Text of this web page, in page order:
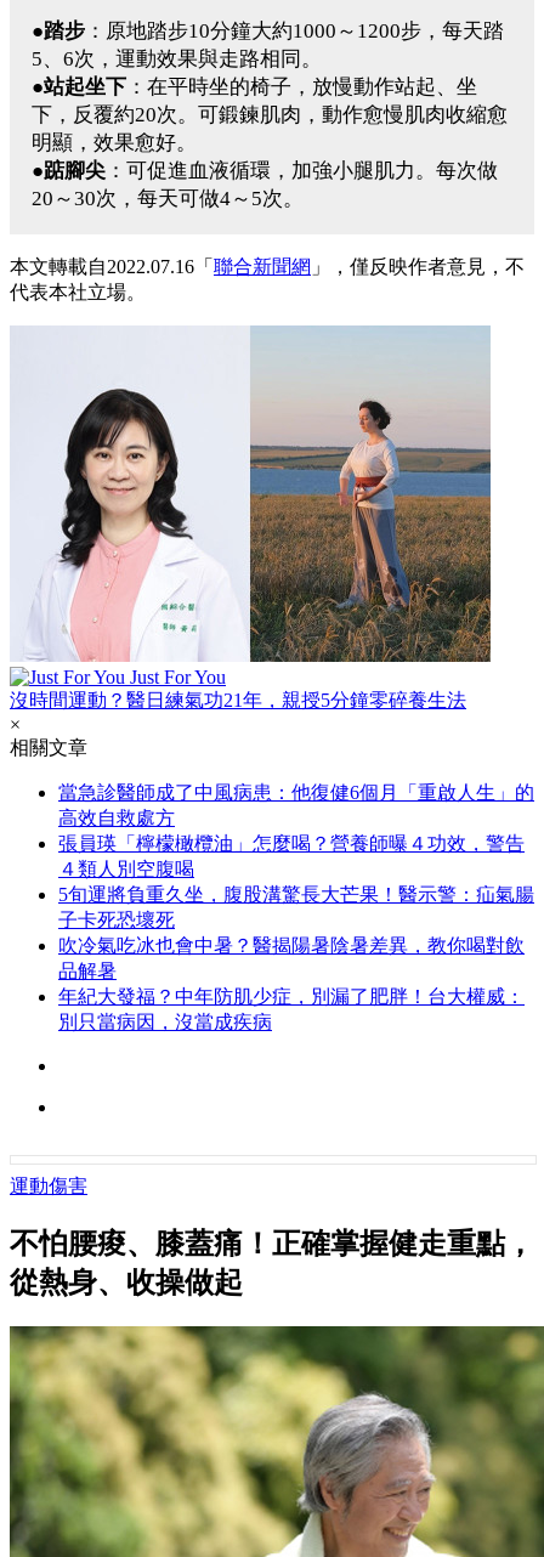
●踏步 ：原地踏步10分鐘大約1000～1200步，每天踏
5、6次，運動效果與走路相同。
●站起坐下 ：在平時坐的椅子，放慢動作站起、坐
下，反覆約20次。可鍛鍊肌肉，動作愈慢肌肉收縮愈
明顯，效果愈好。
●踮腳尖 ：可促進血液循環，加強小腿肌力。每次做
20～30次，每天可做4～5次。
本文轉載自2022.07.16「 聯合新聞網 」，僅反映作者意見，不
代表本社立場。
Just For You
沒時間運動？醫日練氣功21年，親授5分鐘零碎養生法
×
相關文章
當急診醫師成了中風病患：他復健6個月「重啟人生」的
高效自救處方
張員瑛「檸檬橄欖油」怎麼喝？營養師曝４功效，警告
４類人別空腹喝
5旬運將負重久坐，腹股溝驚長大芒果！醫示警：疝氣腸
子卡死恐壞死
吹冷氣吃冰也會中暑？醫揭陽暑陰暑差異，教你喝對飲
品解暑
年紀大發福？中年防肌少症，別漏了肥胖！台大權威：
別只當病因，沒當成疾病
運動傷害
不怕腰痠、膝蓋痛！正確掌握健走重點，
從熱身、收操做起